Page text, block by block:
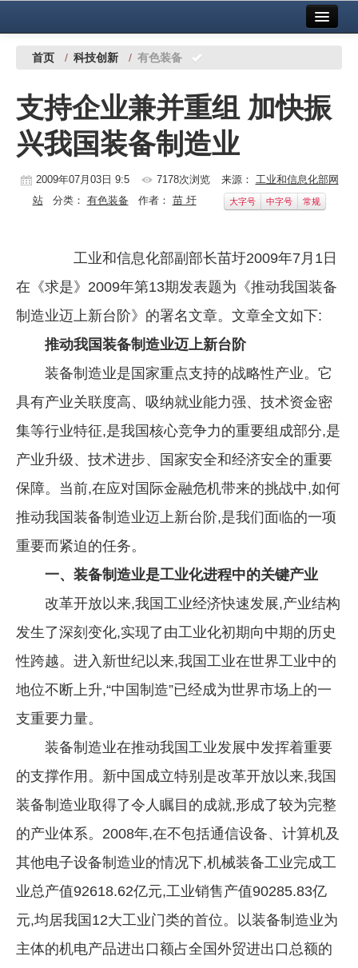
中国有色金属报社主办 广告服务
铜镍铅锌
铝
稀有稀土
镁钛
地矿 建设
党建工作
企业文化
《资源再生》杂志
数字报
首页 / 科技创新 / 有色装备
支持企业兼并重组 加快振
兴我国装备制造业
2009年07月03日 9:5 7178次浏览 来源： 工业和信息化部网
站分类： 有色装备 作者： 苗 圩 大字号 中字号 常规
工业和信息化部副部长苗圩2009年7月1日
在《求是》2009年第13期发表题为《推动我国装备
制造业迈上新台阶》的署名文章。文章全文如下:
推动我国装备制造业迈上新台阶
装备制造业是国家重点支持的战略性产业。它
具有产业关联度高、吸纳就业能力强、技术资金密
集等行业特征,是我国核心竞争力的重要组成部分,是
产业升级、技术进步、国家安全和经济安全的重要
保障。当前,在应对国际金融危机带来的挑战中,如何
推动我国装备制造业迈上新台阶,是我们面临的一项
重要而紧迫的任务。
一、装备制造业是工业化进程中的关键产业
改革开放以来,我国工业经济快速发展,产业结构
发生了深刻变化,实现了由工业化初期向中期的历史
性跨越。进入新世纪以来,我国工业在世界工业中的
地位不断上升,“中国制造”已经成为世界市场上的一
支重要力量。
装备制造业在推动我国工业发展中发挥着重要
的支撑作用。新中国成立特别是改革开放以来,我国
装备制造业取得了令人瞩目的成就,形成了较为完整
的产业体系。2008年,在不包括通信设备、计算机及
其他电子设备制造业的情况下,机械装备工业完成工
业总产值92618.62亿元,工业销售产值90285.83亿
元,均居我国12大工业门类的首位。以装备制造业为
主体的机电产品进出口额占全国外贸进出口总额的